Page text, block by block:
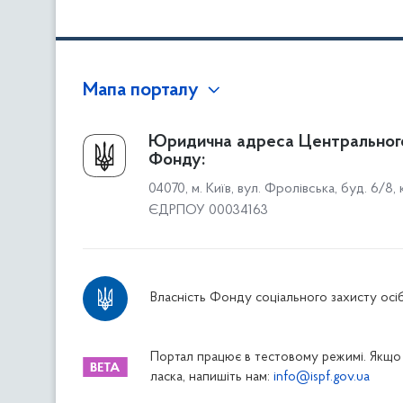
Мапа порталу
Про Фонд
Керівництво
Структура Фонду
Територіальні відділення
Дніпропетровське відділення
Житомирське відділення
Закарпатське відділення
Юридична адреса
Фонду:
04070, м. Київ, вул. Фролівська, буд. 6/8,
ЄДРПОУ 00034163
Власність Фонду соціального захисту осіб
Портал працює в тестовому режимі. Якщо
ласка, напишіть нам: info@ispf.gov.ua